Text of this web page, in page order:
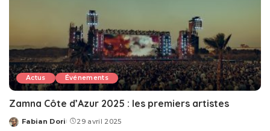
Actus Événements
Zamna Côte d’Azur 2025 : les premiers artistes
Posted
Fabian Dori 29 avril 2025